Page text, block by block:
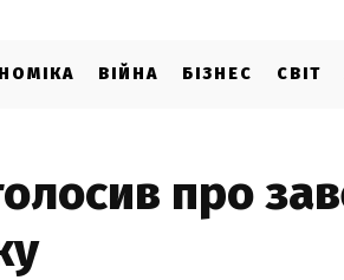
ВІЙНА БІЗНЕС СВІТ
про